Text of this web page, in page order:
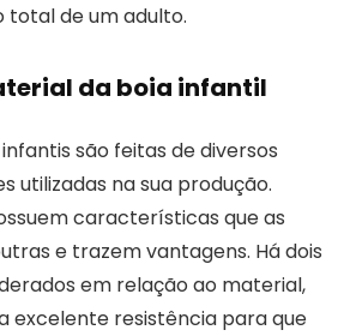
de um adulto.
da boia infantil
são feitas de diversos
utilizadas na sua produção.
características que as
e trazem vantagens. Há dois
em relação ao material,
excelente resistência para que